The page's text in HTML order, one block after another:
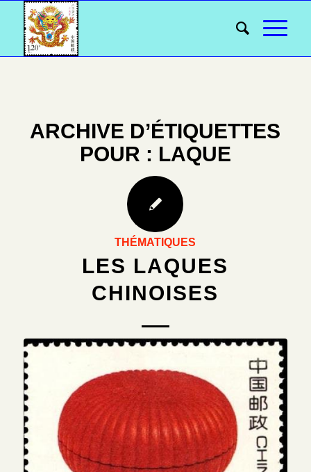
ARCHIVE D’ÉTIQUETTES
POUR : LAQUE
THÉMATIQUES
LES LAQUES
CHINOISES